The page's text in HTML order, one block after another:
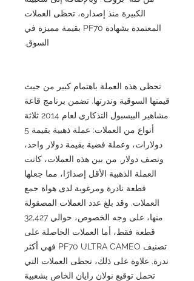
الكبيرة منذ إصداره، تحظى العملات
المعتمدة بشهادة PF70 بقيمة مميزة في
السوق.
تحظى هذه العملة باهتمام كبير من حيث
قيمتها السوقية وندرتها. تضمن برنامج قاعة
مشاهير البيسبول التذكاري لعام 2014 ثلاثة
أنواع من العملات: عملة ذهبية بقيمة 5
دولارات، وعملة فضية بقيمة دولار واحد،
ونصف دولار. من بين هذه العملات، كانت
العملة الذهبية الأقل إصدارًا، مما جعلها
قطعة نادرة ومرغوبة لدى هواة جمع
العملات. وقد بلغ عدد العملات المصقولة
منها، على وجه الخصوص، حوالي 32,427
قطعة فقط، أما العملات الحاصلة على
تصنيف PF70 ULTRA CAMEO فهي أكثر
ندرة. علاوة على ذلك، تحظى العملات التي
تحمل توقيع نولان رايان الخاص بشعبية